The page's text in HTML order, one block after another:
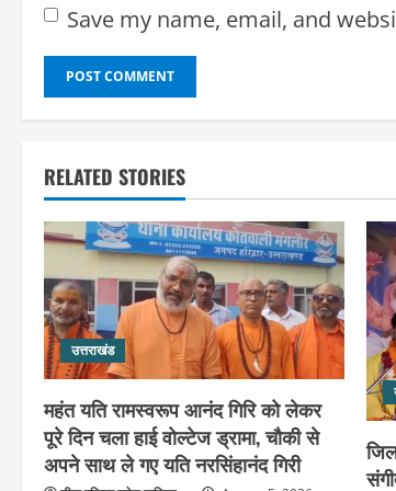
Save my name, email, and
RELATED STORIES
उत्तराखंड
महंत यति रामस्वरूप आनंद गिरि को लेकर
पूरे दिन चला हाई वोल्टेज ड्रामा, चौकी से
अपने साथ ले गए यति नरसिंहानंद गिरी